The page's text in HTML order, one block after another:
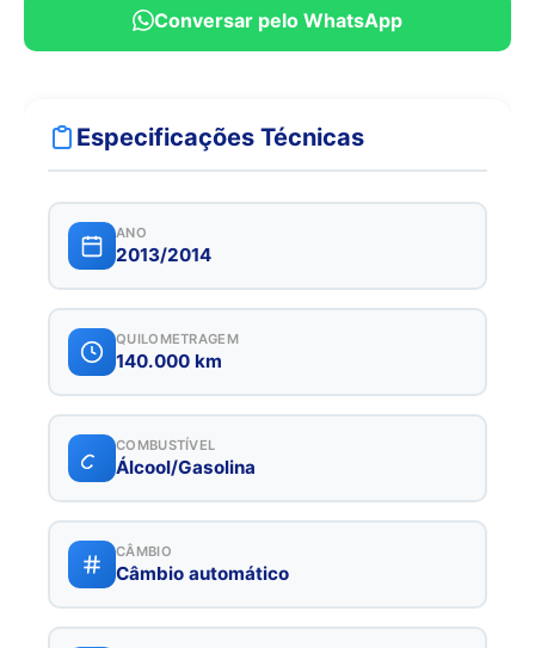
Conversar pelo WhatsApp
Especificações Técnicas
ANO
2013/2014
QUILOMETRAGEM
140.000 km
COMBUSTÍVEL
Álcool/Gasolina
CÂMBIO
Câmbio automático